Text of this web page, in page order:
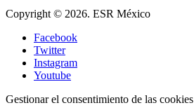
Copyright © 2026. ESR México
Facebook
Twitter
Instagram
Youtube
Gestionar el consentimiento de las cookies